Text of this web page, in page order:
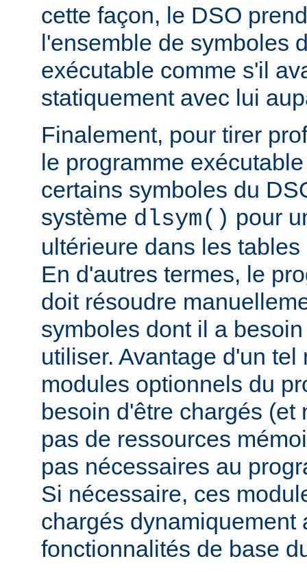
cette façon, le DSO
l'ensemble de symboles
exécutable comme s'il
statiquement avec lui
Finalement, pour tirer
le programme
certains symboles du
système dlsym() pour
ultérieure dans les
En d'autres termes, le
doit résoudre
symboles dont il a
utiliser. Avantage d'un
modules optionnels du
besoin d'être chargés (et
pas de ressources
pas nécessaires au
Si nécessaire, ces
chargés dynamiquement
fonctionnalités de base